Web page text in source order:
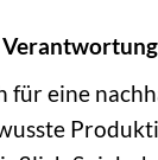
für eine